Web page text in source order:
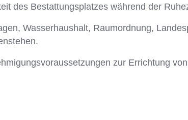
des Bestattungsplatzes während der
Wasserhaushalt, Raumordnung,
zur Errichtung